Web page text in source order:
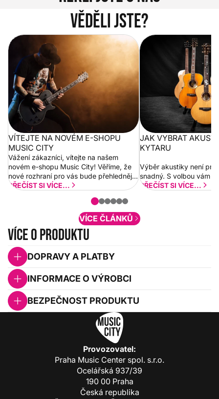
Věděli jste?
Vítejte na novém e-shopu Music
City
VÍTEJTE NA NOVÉM E-SHOPU
MUSIC CITY
Vážení zákazníci, vítejte na našem
novém e-shopu Music City! Věříme, že
nové rozhraní pro vás bude přehlednější
a rychlejší. Postupně budeme přidávat
PŘEČÍST SI VÍCE...
Jak vybrat
JAK VYBRAT
KYTARU
Výběr akustiky není pro
snadný. S volbou vám
PŘEČÍST SI VÍCE...
VÍCE ČLÁNKŮ
Více o produktu
DOPRAVY A PLATBY
INFORMACE O VÝROBCI
BEZPEČNOST PRODUKTU
Provozovatel:
Praha Music Center spol. s.r.o.
Ocelářská 937/39
190 00 Praha
Česká republika